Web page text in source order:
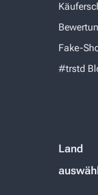
Fake-
#trstd
Land